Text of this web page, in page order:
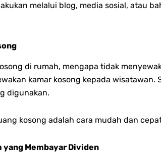
melalui blog, media sosial, atau
di rumah, mengapa tidak
kamar kosong kepada
digunakan.
kosong adalah cara mudah dan
Membayar Dividen